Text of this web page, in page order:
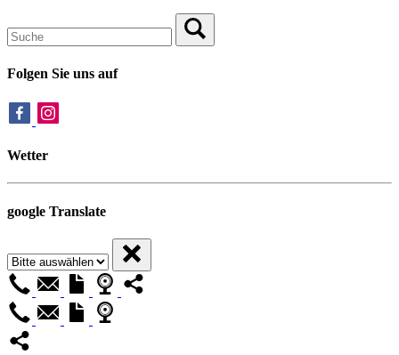
Folgen Sie uns auf
Wetter
google Translate